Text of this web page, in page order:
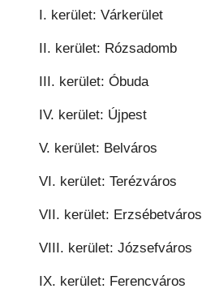
I. kerület: Várkerület
II. kerület: Rózsadomb
III. kerület: Óbuda
IV. kerület: Újpest
V. kerület: Belváros
VI. kerület: Terézváros
VII. kerület: Erzsébetváros
VIII. kerület: Józsefváros
IX. kerület: Ferencváros